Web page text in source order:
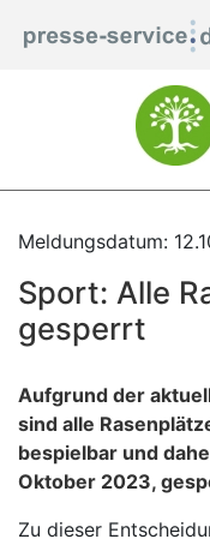
Meldungsdatum:
Sport: Alle
gesperrt
Aufgrund der
sind alle
bespielbar und
Oktober 2023,
Zu dieser